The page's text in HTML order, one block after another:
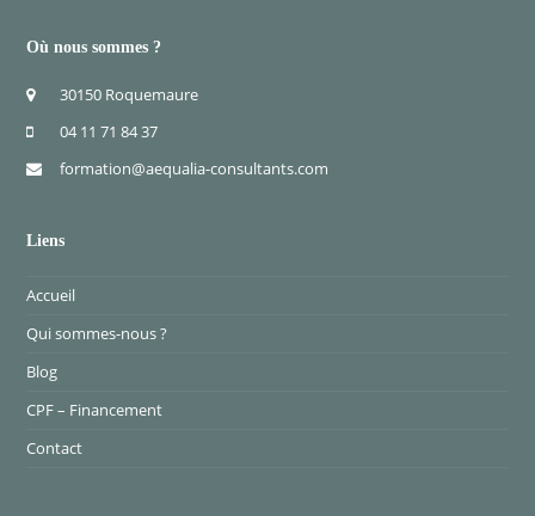
Où nous sommes ?
30150 Roquemaure
04 11 71 84 37
formation@aequalia-consultants.com
Liens
Accueil
Qui sommes-nous ?
Blog
CPF – Financement
Contact